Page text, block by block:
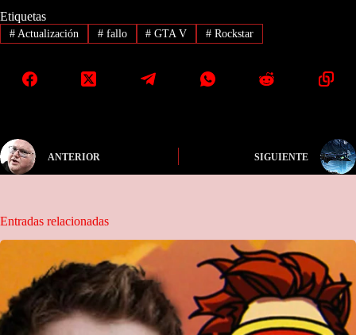
Etiquetas
#Actualización #fallo # GTA V # Rockstar
ANTERIOR SIGUIENTE
Entradas relacionadas